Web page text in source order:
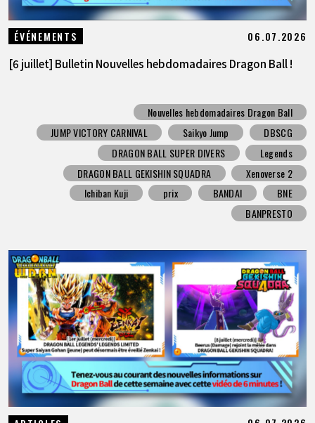
ÉVÉNEMENTS 06.07.2026
[6 juillet] Bulletin Nouvelles hebdomadaires Dragon Ball !
Nouvelles hebdomadaires Dragon Ball
JUMP VICTORY CARNIVAL
Saikyo Jump
DBSCG
DRAGON BALL SUPER DIVERS
Legends
DRAGON BALL GEKISHIN SQUADRA
Xenoverse 2
Ichiban Kuji
prix BANDAI
BNE
BANPRESTO